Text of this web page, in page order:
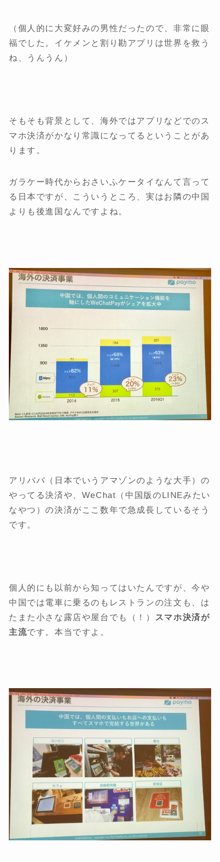
（個人的に大変好みの男性だったので、非常に眼
福でした。イケメンと割り勘アプリは世界を救う
ね、うんうん）
そもそも背景として、海外ではアプリなどでのス
マホ決済がかなり常識になってるということがあ
ります。
ガラケー時代からおさいふケータイなんて言って
る日本ですが、こういうところ、実はお隣の中国
よりも後進国なんですよね。
アリババ（日本でいうアマゾンのような大手）の
やってる決済や、WeChat（中国版のLINEみたい
なやつ）の決済がここ数年で急成長しているそう
です。
個人的にも以前から知ってはいたんですが、今や
中国では電車に乗るのもレストランの注文も、は
たまた小さな露店や屋台でも（！） スマホ決済が
主流です。本当ですよ。